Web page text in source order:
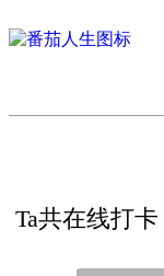
Ta共在线打卡